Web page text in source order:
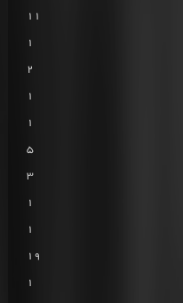
11
1
2
1
1
5
3
1
1
19
1